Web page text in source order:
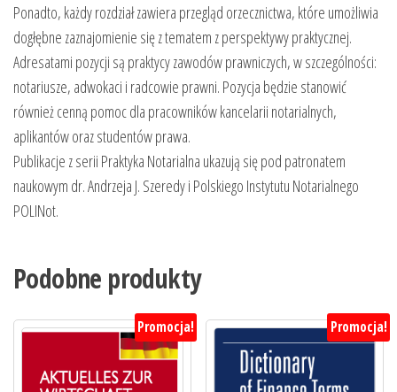
Ponadto, każdy rozdział zawiera przegląd orzecznictwa, które umożliwia
dogłębne zaznajomienie się z tematem z perspektywy praktycznej.
Adresatami pozycji są praktycy zawodów prawniczych, w szczególności:
notariusze, adwokaci i radcowie prawni. Pozycja będzie stanowić
również cenną pomoc dla pracowników kancelarii notarialnych,
aplikantów oraz studentów prawa.
Publikacje z serii Praktyka Notarialna ukazują się pod patronatem
naukowym dr. Andrzeja J. Szeredy i Polskiego Instytutu Notarialnego
POLINot.
Podobne produkty
Promocja! Promocja!